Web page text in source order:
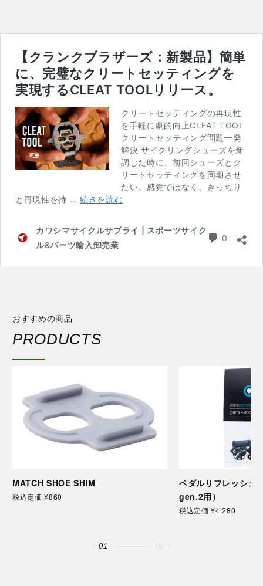
おすすめの商品
PRODUCTS
MATCH SHOE SHIM
税込定価 ¥860
ペダルリフレッシュ
gen.2用）
税込定価 ¥4,280
01